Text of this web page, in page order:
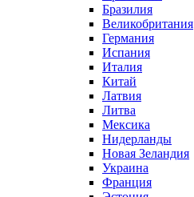
Бразилия
Великобритания
Германия
Испания
Италия
Китай
Латвия
Литва
Мексика
Нидерланды
Новая Зеландия
Украина
Франция